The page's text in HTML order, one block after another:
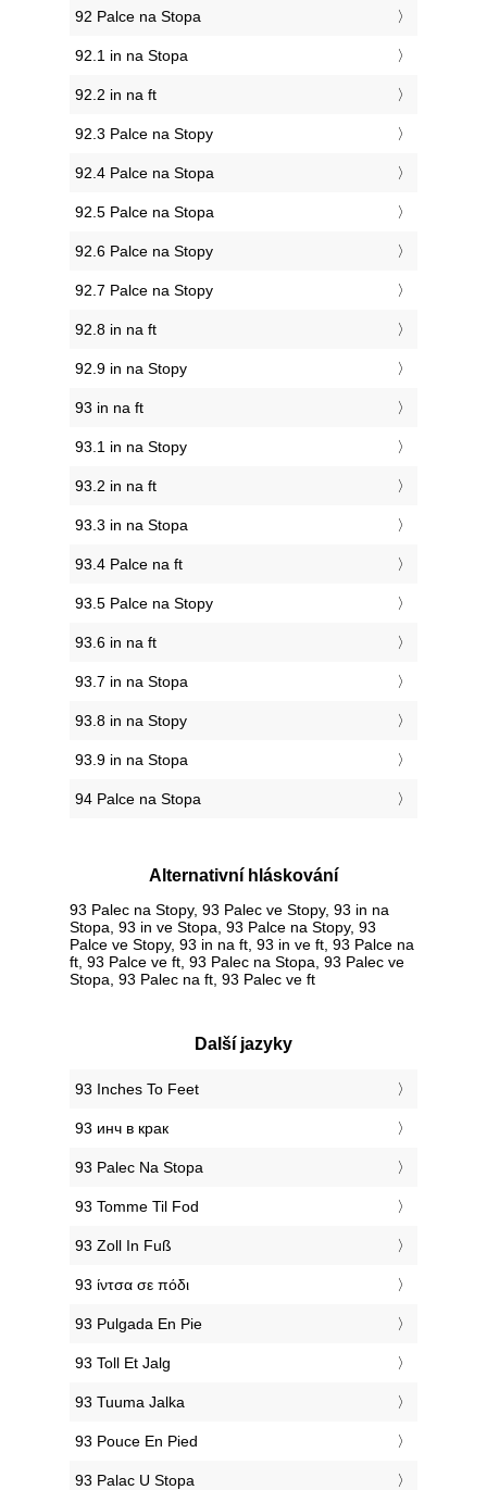
92 Palce na Stopa
92.1 in na Stopa
92.2 in na ft
92.3 Palce na Stopy
92.4 Palce na Stopa
92.5 Palce na Stopa
92.6 Palce na Stopy
92.7 Palce na Stopy
92.8 in na ft
92.9 in na Stopy
93 in na ft
93.1 in na Stopy
93.2 in na ft
93.3 in na Stopa
93.4 Palce na ft
93.5 Palce na Stopy
93.6 in na ft
93.7 in na Stopa
93.8 in na Stopy
93.9 in na Stopa
94 Palce na Stopa
Alternativní hláskování
93 Palec na Stopy, 93 Palec ve Stopy, 93 in na
Stopa, 93 in ve Stopa, 93 Palce na Stopy, 93
Palce ve Stopy, 93 in na ft, 93 in ve ft, 93 Palce na
ft, 93 Palce ve ft, 93 Palec na Stopa, 93 Palec ve
Stopa, 93 Palec na ft, 93 Palec ve ft
Další jazyky
‎93 Inches To Feet
‎93 инч в крак
‎93 Palec Na Stopa
‎93 Tomme Til Fod
‎93 Zoll In Fuß
‎93 ίντσα σε πόδι
‎93 Pulgada En Pie
‎93 Toll Et Jalg
‎93 Tuuma Jalka
‎93 Pouce En Pied
‎93 Palac U Stopa